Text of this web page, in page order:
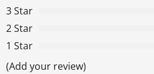
g
a
3 Star
2 Star
1 Star
(Add your review)